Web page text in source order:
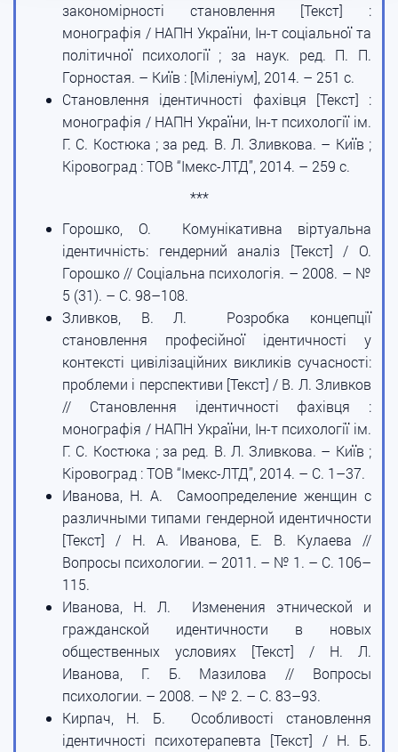
закономірності становлення [Текст] :
монографія / НАПН України, Ін-т соціальної та
політичної психології ; за наук. ред. П. П.
Горностая. – Київ : [Міленіум], 2014. – 251 с.
Становлення ідентичності фахівця [Текст] :
монографія / НАПН України, Ін-т психології ім.
Г. С. Костюка ; за ред. В. Л. Зливкова. – Київ ;
Кіровоград : ТОВ “Імекс-ЛТД”, 2014. – 259 с.
***
Горошко, О. Комунікативна віртуальна
ідентичність: гендерний аналіз [Текст] / О.
Горошко // Соціальна психологія. – 2008. – №
5 (31). – С. 98–108.
Зливков, В. Л. Розробка концепції
становлення професійної ідентичності у
контексті цивілізаційних викликів сучасності:
проблеми і перспективи [Текст] / В. Л. Зливков
// Становлення ідентичності фахівця :
монографія / НАПН України, Ін-т психології ім.
Г. С. Костюка ; за ред. В. Л. Зливкова. – Київ ;
Кіровоград : ТОВ “Імекс-ЛТД”, 2014. – С. 1–37.
Иванова, Н. А. Самоопределение женщин с
различными типами гендерной идентичности
[Текст] / Н. А. Иванова, Е. В. Кулаева //
Вопросы психологии. – 2011. – № 1. – С. 106–
115.
Иванова, Н. Л. Изменения этнической и
гражданской идентичности в новых
общественных условиях [Текст] / Н. Л.
Иванова, Г. Б. Мазилова // Вопросы
психологии. – 2008. – № 2. – С. 83–93.
Кирпач, Н. Б. Особливості становлення
ідентичності психотерапевта [Текст] / Н. Б.